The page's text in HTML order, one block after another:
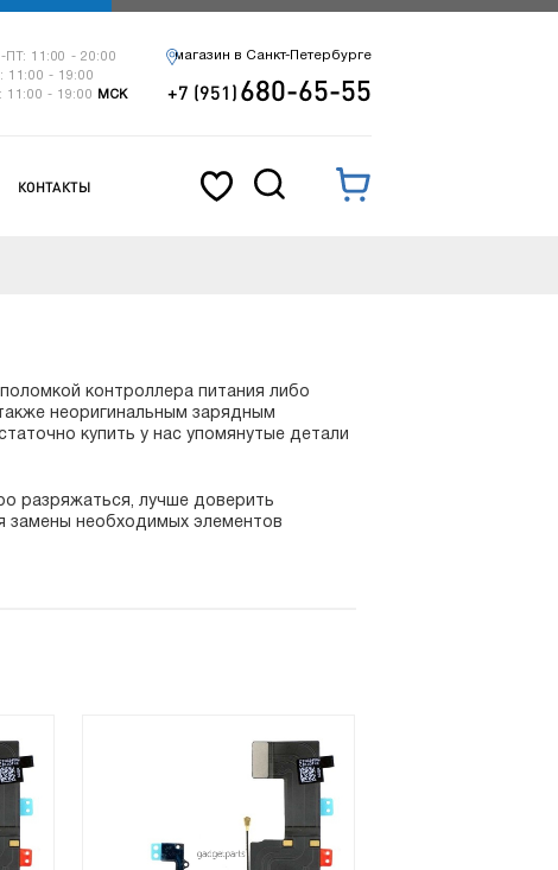
ПТ: 11:00 - 20:00
11:00 - 19:00
11:00 - 19:00
МСК
магазин в Санкт-Петербурге
+7 (951)680-65-55
КОНТАКТЫ
контроллера питания либо
неоригинальным зарядным
купить у нас упомянутые детали
разряжаться, лучше доверить
замены необходимых элементов